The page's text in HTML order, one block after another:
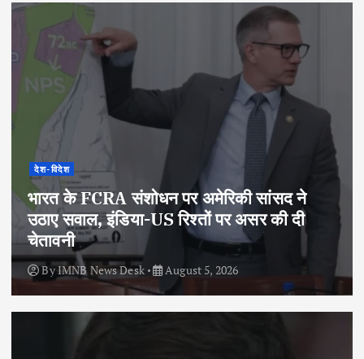
देश-विदेश
भारत के FCRA संशोधन पर अमेरिकी सांसद ने
उठाए सवाल, इंडिया-US रिश्तों पर असर की दी
चेतावनी
ByIMNB News Desk August 5, 2026